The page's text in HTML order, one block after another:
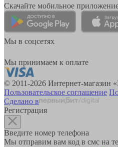
Скачайте мобильное
Мы в соцсетях
Мы принимаем к оплате
© 2011-2026 Интернет-магазин
Пользовательское соглашение
Сделано в
Регистрация
Введите номер телефона
Мы отправим вам код в смс на